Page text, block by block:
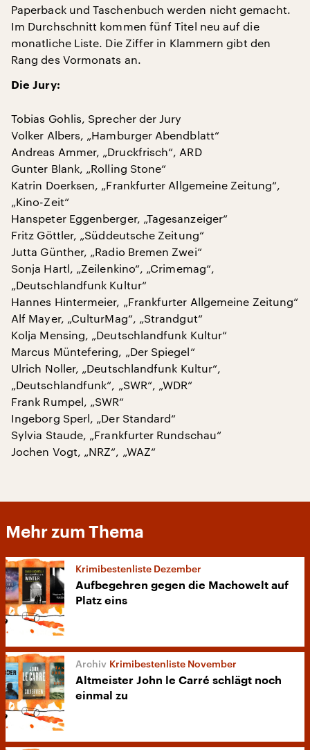
Paperback und Taschenbuch werden nicht gemacht.
Im Durchschnitt kommen fünf Titel neu auf die
monatliche Liste. Die Ziffer in Klammern gibt den
Rang des Vormonats an.
Die Jury:
Tobias Gohlis, Sprecher der Jury
Volker Albers, „Hamburger Abendblatt“
Andreas Ammer, „Druckfrisch“, ARD
Gunter Blank, „Rolling Stone“
Katrin Doerksen, „Frankfurter Allgemeine Zeitung“,
„Kino-Zeit“
Hanspeter Eggenberger, „Tagesanzeiger“
Fritz Göttler, „Süddeutsche Zeitung“
Jutta Günther, „Radio Bremen Zwei“
Sonja Hartl, „Zeilenkino“, „Crimemag“,
„Deutschlandfunk Kultur“
Hannes Hintermeier, „Frankfurter Allgemeine Zeitung“
Alf Mayer, „CulturMag“, „Strandgut“
Kolja Mensing, „Deutschlandfunk Kultur“
Marcus Müntefering, „Der Spiegel“
Ulrich Noller, „Deutschlandfunk Kultur“,
„Deutschlandfunk“, „SWR“, „WDR“
Frank Rumpel, „SWR“
Ingeborg Sperl, „Der Standard“
Sylvia Staude, „Frankfurter Rundschau“
Jochen Vogt, „NRZ“, „WAZ“
Mehr zum Thema
Krimibestenliste Dezember
Aufbegehren gegen die Machowelt auf
Platz eins
Krimibestenliste November
Altmeister John le Carré schlägt noch
einmal zu